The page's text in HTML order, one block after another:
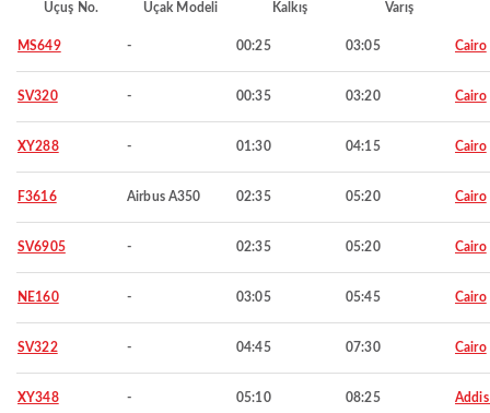
Uçuş No. Uçak Modeli Kalkış Varış
MS649 - 00:25 03:05 Cairo
SV320 - 00:35 03:20 Cairo
XY288 - 01:30 04:15 Cairo
F3616 Airbus A350 02:35 05:20 Cairo
SV6905 - 02:35 05:20 Cairo
NE160 - 03:05 05:45 Cairo
SV322 - 04:45 07:30 Cairo
XY348 - 05:10 08:25